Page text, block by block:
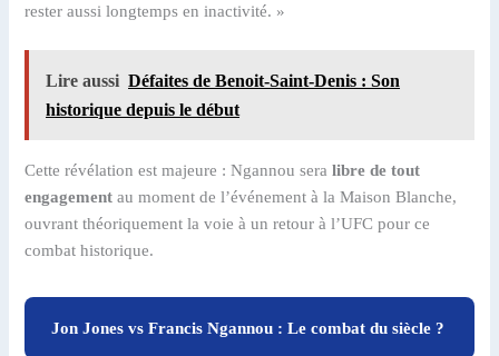
rester aussi longtemps en inactivité. »
Lire aussi Défaites de Benoit-Saint-Denis : Son
historique depuis le début
Cette révélation est majeure : Ngannou seralibre de tout
engagement au moment de l’événement à la Maison Blanche,
ouvrant théoriquement la voie à un retour à l’UFC pour ce
combat historique.
Jon Jones vs Francis Ngannou : Le combat du siècle ?